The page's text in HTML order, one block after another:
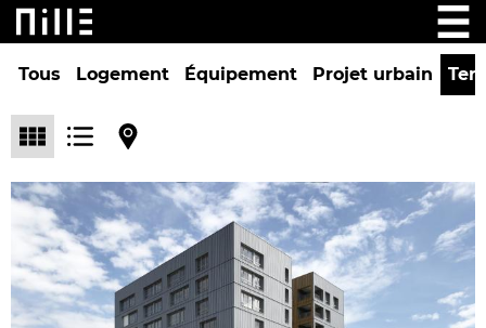
Tous Logement Équipement Projet urbain